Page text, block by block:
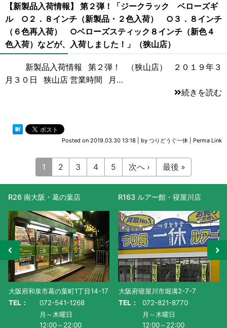
【新製品入荷情報】 第２弾！「ジークラック ベローズギ
ル ○２．８インチ（新製品・２色入荷） ○３．８インチ
（６色再入荷） ○ベローズスティック８インチ（新色４
色入荷）などが、入荷しました！」（狭山店）
新製品入荷情報 第２弾！ （狭山店） ２０１９年３
月３０日 狭山店 営業時間 月…
続きを読む
Posted on 2019.03.30 13:18 by つりどうぐ一休 Perma Link
1 2 3 4 5 次へ › 最後 »
R26 南大阪・葛の葉店
大阪府和泉市葛の葉町1丁目14-17
TEL：
072-541-1268
月～木曜日
12:00～22:00
R163 ルアー館・寝屋川店
大阪府寝屋川市堀溝2-7-7
TEL：
072-821-8770
月～木曜日
12:00～22:00